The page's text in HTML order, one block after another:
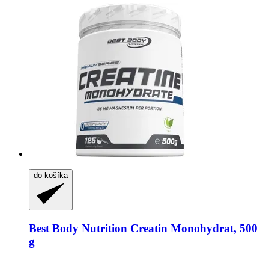
do košíka
Best Body Nutrition Creatin Monohydrat, 500
g